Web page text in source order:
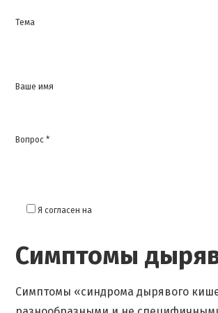
Тема
Ваше имя
Вопрос *
Я согласен на
Симптомы
Симптомы «синдрома дырявого